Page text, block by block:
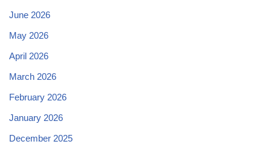
June 2026
May 2026
April 2026
March 2026
February 2026
January 2026
December 2025